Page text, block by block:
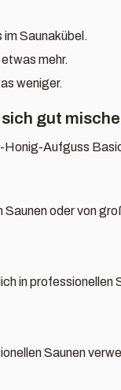
im Saunakübel.
mehr.
weniger.
gut
Honig-Aufguss
oder von
in professionellen
Saunen